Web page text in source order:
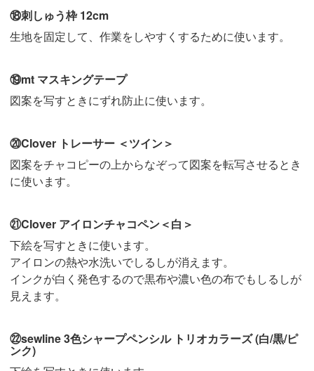
⑱刺しゅう枠 12cm
生地を固定して、作業をしやすくするために使います。
⑲mt マスキングテープ
図案を写すときにずれ防止に使います。
⑳Clover トレーサー ＜ツイン＞
図案をチャコピーの上からなぞって図案を転写させるとき
に使います。
㉑Clover アイロンチャコペン＜白＞
下絵を写すときに使います。
アイロンの熱や水洗いでしるしが消えます。
インクが白く発色するので黒布や濃い色の布でもしるしが
見えます。
㉒sewline 3色シャープペンシル トリオカラーズ (白/黒/ピ
ンク)